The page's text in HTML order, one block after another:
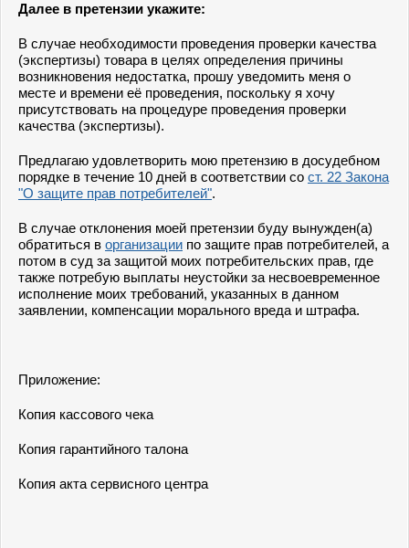
Далее в претензии укажите:
В случае необходимости проведения проверки качества
(экспертизы) товара в целях определения причины
возникновения недостатка, прошу уведомить меня о
месте и времени её проведения, поскольку я хочу
присутствовать на процедуре проведения проверки
качества (экспертизы).
Предлагаю удовлетворить мою претензию в досудебном
порядке в течение 10 дней в соответствии со ст. 22 Закона
"О защите прав потребителей".
В случае отклонения моей претензии буду вынужден(а)
обратиться в организации по защите прав потребителей, а
потом в суд за защитой моих потребительских прав, где
также потребую выплаты неустойки за несвоевременное
исполнение моих требований, указанных в данном
заявлении, компенсации морального вреда и штрафа.
Приложение:
Копия кассового чека
Копия гарантийного талона
Копия акта сервисного центра